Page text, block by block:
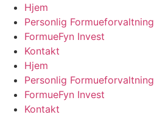
Videre
indhold
Hjem
Personlig Formueforvaltning
FormueFyn Invest
Kontakt
Hjem
Personlig Formueforvaltning
FormueFyn Invest
Kontakt